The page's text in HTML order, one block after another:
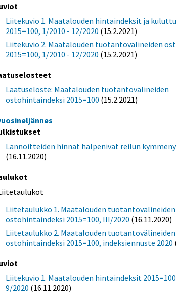
Liitekuvio 1. Maatalouden hintaindeksit ja
2015=100, 1/2010 - 12/2020 (15.2.2021)
Liitekuvio 2. Maatalouden tuotantovälineiden
2015=100, 1/2010 - 12/2020 (15.2.2021)
Laatuseloste: Maatalouden tuotantovälineiden
ostohintaindeksi 2015=100 (15.2.2021)
Lannoitteiden hinnat halpenivat reilun
(16.11.2020)
Liitetaulukko 1. Maatalouden tuotantovälineiden
ostohintaindeksi 2015=100, III/2020 (16.11.2020)
Liitetaulukko 2. Maatalouden tuotantovälineiden
ostohintaindeksi 2015=100, indeksiennuste 2020
Liitekuvio 1. Maatalouden hintaindeksit
9/2020 (16.11.2020)